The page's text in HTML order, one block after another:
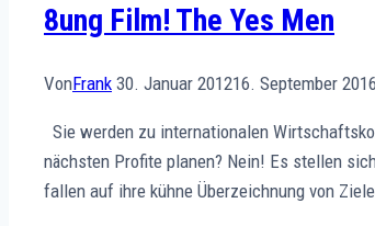
8ung Film! The Yes Men
VonFrank 30. Januar 201216. September 2016
Sie werden zu internationalen
nächsten Profite planen? Nein! Es stellen
fallen auf ihre kühne Überzeichnung von